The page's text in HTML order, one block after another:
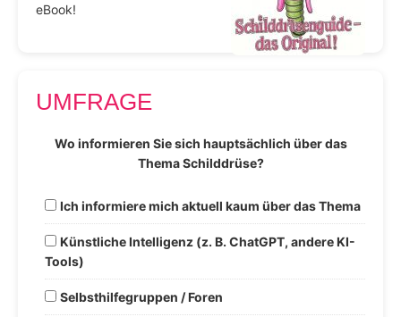
eBook!
UMFRAGE
Wo informieren Sie sich hauptsächlich über das
Thema Schilddrüse?
Ich informiere mich aktuell kaum über das Thema
Künstliche Intelligenz (z. B. ChatGPT, andere KI-
Tools)
Selbsthilfegruppen / Foren